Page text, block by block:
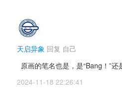
天启异象 回复 自己
原画的笔名也是，是“Bang！”还
2024-11-18 22:26:41